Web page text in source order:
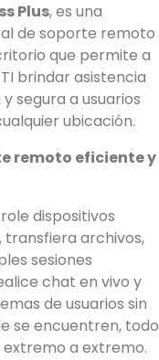
Plus, es una
de soporte remoto
que permite a
brindar asistencia
segura a usuarios
ubicación.
remoto eficiente y
dispositivos
archivos,
sesiones
chat en vivo y
de usuarios sin
se encuentren, todo
a extremo.